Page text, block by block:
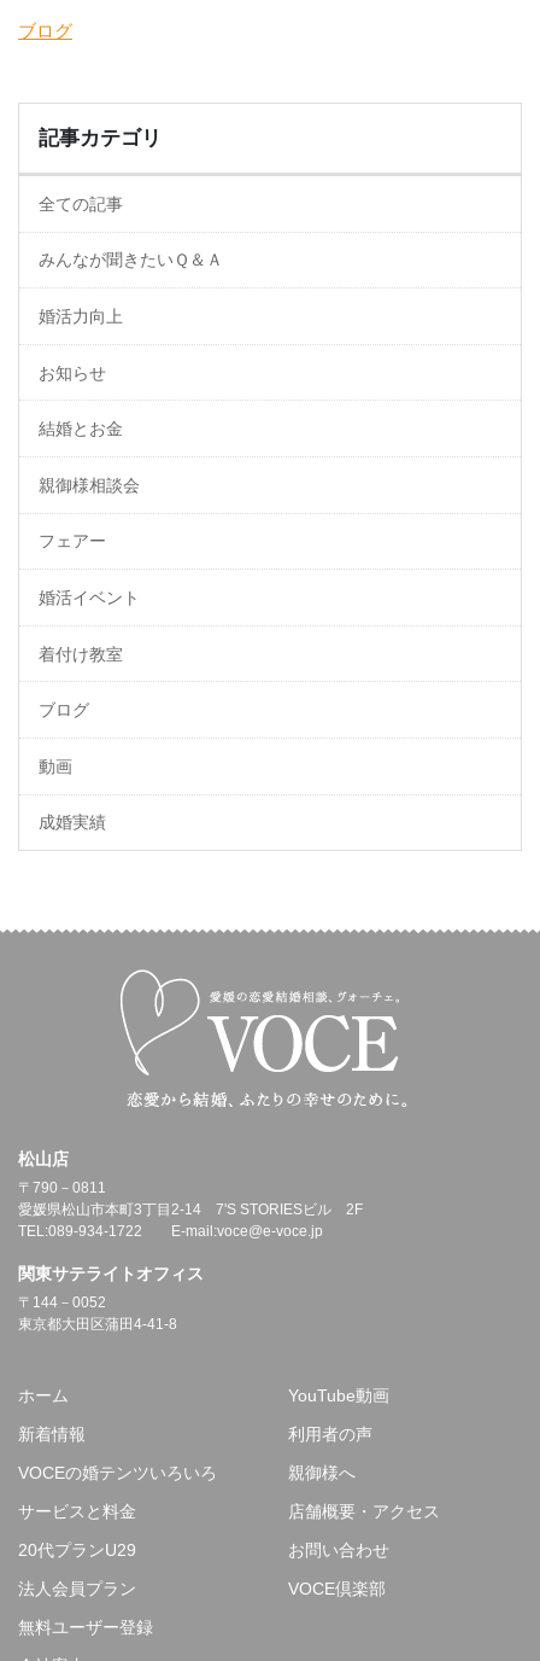
ブログ
記事カテゴリ
全ての記事
みんなが聞きたいＱ＆Ａ
婚活力向上
お知らせ
結婚とお金
親御様相談会
フェアー
婚活イベント
着付け教室
ブログ
動画
成婚実績
松山店
〒790－0811
愛媛県松山市本町3丁目2-14 7'S STORIESビル 2F
TEL:089-934-1722 E-mail:voce@e-voce.jp
関東サテライトオフィス
〒144－0052
東京都大田区蒲田4-41-8
ホーム
新着情報
VOCEの婚テンツいろいろ
サービスと料金
20代プランU29
法人会員プラン
YouTube動画
利用者の声
親御様へ
店舗概要・アクセス
お問い合わせ
VOCE倶楽部
無料ユーザー登録